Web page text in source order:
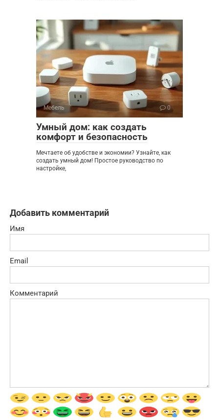
Мебель 0
Умный дом: как создать
комфорт и безопасность
Мечтаете об удобстве и экономии? Узнайте, как
создать умный дом! Простое руководство по
настройке,
Добавить комментарий
Имя
Email
Комментарий